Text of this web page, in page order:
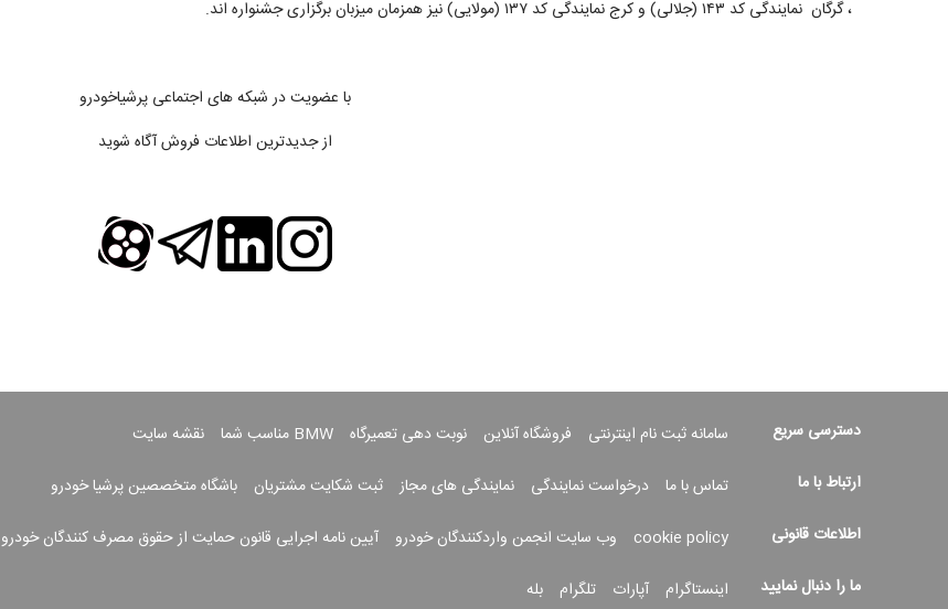
، گرگان نمایندگی کد ۱۴۳ (جلالی) و کرج نمایندگی کد ۱۳۷ (مولایی) نیز همزمان میزبان برگزاری جشنواره اند.
با عضویت در شبکه های اجتماعی پرشیاخودرو
از جدیدترین اطلاعات فروش آگاه شوید
دسترسی سریع سامانه ثبت نام اینترنتی فروشگاه آنلاین نوبت دهی تعمیرگاه BMW مناسب شما
نقشه سایت
ارتباط با ما
تماس با ما درخواست نمایندگی نمایندگی های مجاز ثبت شکایت مشتریان
باشگاه متخصصین پرشیا خودرو
اطلاعات قانونی
cookie policy وب سایت انجمن واردکنندگان خودرو آیین نامه اجرایی قانون حمایت از حقوق مصرف کنندگان خودرو
ما را دنبال نمایید
اینستاگرام آپارات تلگرام بله